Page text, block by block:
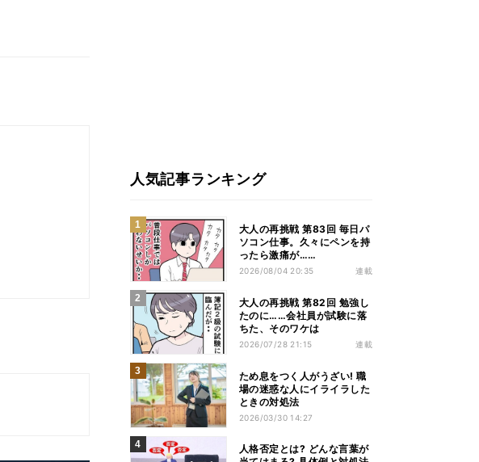
人気記事ランキング
大人の再挑戦 第83回 毎日パ
ソコン仕事。久々にペンを持
ったら激痛が……
2026/08/04 20:35 連載
大人の再挑戦 第82回 勉強し
たのに……会社員が試験に落
ちた、そのワケは
2026/07/28 21:15 連載
ため息をつく人がうざい! 職
場の迷惑な人にイライラした
ときの対処法
2026/03/30 14:27
人格否定とは? どんな言葉が